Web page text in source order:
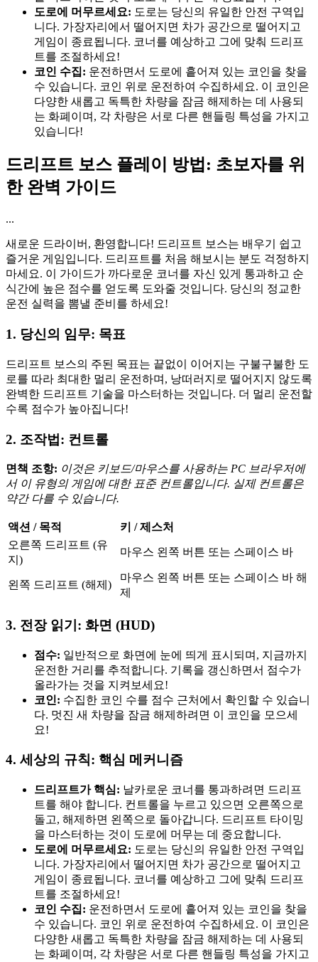
도로에 머무르세요: 도로는 당신의 유일한 안전 구역입
니다. 가장자리에서 떨어지면 차가 공간으로 떨어지고
게임이 종료됩니다. 코너를 예상하고 그에 맞춰 드리프
트를 조절하세요!
코인 수집: 운전하면서 도로에 흩어져 있는 코인을 찾을
수 있습니다. 코인 위로 운전하여 수집하세요. 이 코인은
다양한 새롭고 독특한 차량을 잠금 해제하는 데 사용되
는 화폐이며, 각 차량은 서로 다른 핸들링 특성을 가지고
있습니다!
드리프트 보스 플레이 방법: 초보자를 위
한 완벽 가이드
...
새로운 드라이버, 환영합니다! 드리프트 보스는 배우기 쉽고
즐거운 게임입니다. 드리프트를 처음 해보시는 분도 걱정하지
마세요. 이 가이드가 까다로운 코너를 자신 있게 통과하고 순
식간에 높은 점수를 얻도록 도와줄 것입니다. 당신의 정교한
운전 실력을 뽐낼 준비를 하세요!
1. 당신의 임무: 목표
드리프트 보스의 주된 목표는 끝없이 이어지는 구불구불한 도
로를 따라 최대한 멀리 운전하며, 낭떠러지로 떨어지지 않도록
완벽한 드리프트 기술을 마스터하는 것입니다. 더 멀리 운전할
수록 점수가 높아집니다!
2. 조작법: 컨트롤
면책 조항: 이것은 키보드/마우스를 사용하는 PC 브라우저에
서 이 유형의 게임에 대한 표준 컨트롤입니다. 실제 컨트롤은
약간 다를 수 있습니다.
액션 / 목적
키 / 제스처
오른쪽 드리프트 (유
지)
마우스 왼쪽 버튼 또는 스페이스 바
왼쪽 드리프트 (해제)
마우스 왼쪽 버튼 또는 스페이스 바 해
제
3. 전장 읽기: 화면 (HUD)
점수: 일반적으로 화면에 눈에 띄게 표시되며, 지금까지
운전한 거리를 추적합니다. 기록을 갱신하면서 점수가
올라가는 것을 지켜보세요!
코인: 수집한 코인 수를 점수 근처에서 확인할 수 있습니
다. 멋진 새 차량을 잠금 해제하려면 이 코인을 모으세
요!
4. 세상의 규칙: 핵심 메커니즘
드리프트가 핵심: 날카로운 코너를 통과하려면 드리프
트를 해야 합니다. 컨트롤을 누르고 있으면 오른쪽으로
돌고, 해제하면 왼쪽으로 돌아갑니다. 드리프트 타이밍
을 마스터하는 것이 도로에 머무는 데 중요합니다.
도로에 머무르세요: 도로는 당신의 유일한 안전 구역입
니다. 가장자리에서 떨어지면 차가 공간으로 떨어지고
게임이 종료됩니다. 코너를 예상하고 그에 맞춰 드리프
트를 조절하세요!
코인 수집: 운전하면서 도로에 흩어져 있는 코인을 찾을
수 있습니다. 코인 위로 운전하여 수집하세요. 이 코인은
다양한 새롭고 독특한 차량을 잠금 해제하는 데 사용되
는 화폐이며, 각 차량은 서로 다른 핸들링 특성을 가지고